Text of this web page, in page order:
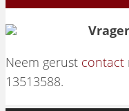
Neem gerust contact
13513588.